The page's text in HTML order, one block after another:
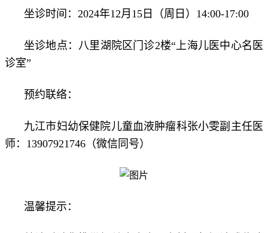
坐诊时间：2024年12月15日（周日）14:00-17:00
坐诊地点：八里湖院区门诊2楼“上海儿医中心名医
诊室”
预约联络：
九江市妇幼保健院儿童血液肿瘤科张小雯副主任医
师：13907921746（微信同号）
温馨提示：